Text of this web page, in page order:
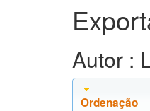
Autor :
Ordenação